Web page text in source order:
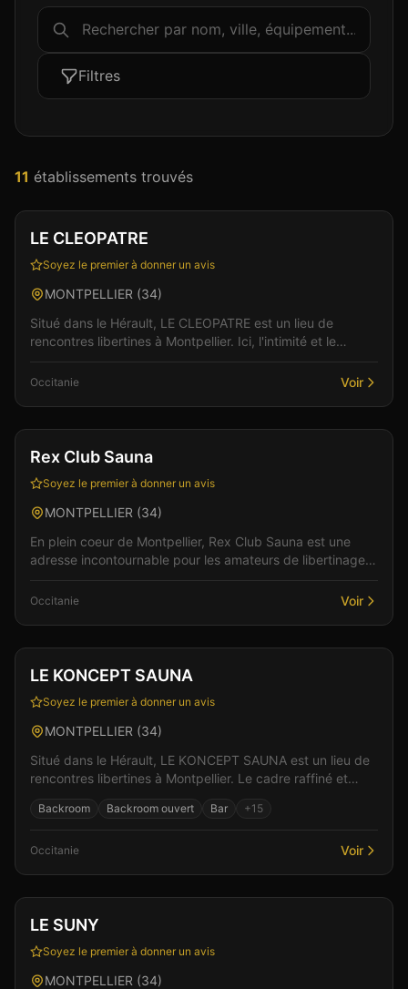
Filtres
11 établissements trouvés
LE CLEOPATRE
Soyez le premier à donner un avis
MONTPELLIER (34)
Situé dans le Hérault, LE CLEOPATRE est un lieu de
rencontres libertines à Montpellier. Ici, l'intimité et le
Occitanie Voir
Club Sauna
Rex Club Sauna
Soyez le premier à donner un avis
MONTPELLIER (34)
En plein coeur de Montpellier, Rex Club Sauna est une
adresse incontournable pour les amateurs de libertinage
Occitanie Voir
Club Sauna +6
LE KONCEPT SAUNA
Soyez le premier à donner un avis
MONTPELLIER (34)
Situé dans le Hérault, LE KONCEPT SAUNA est un lieu de
rencontres libertines à Montpellier. Le cadre raffiné et
Backroom Backroom ouvert Bar +15
Occitanie Voir
Club
LE SUNY
Soyez le premier à donner un avis
MONTPELLIER (34)